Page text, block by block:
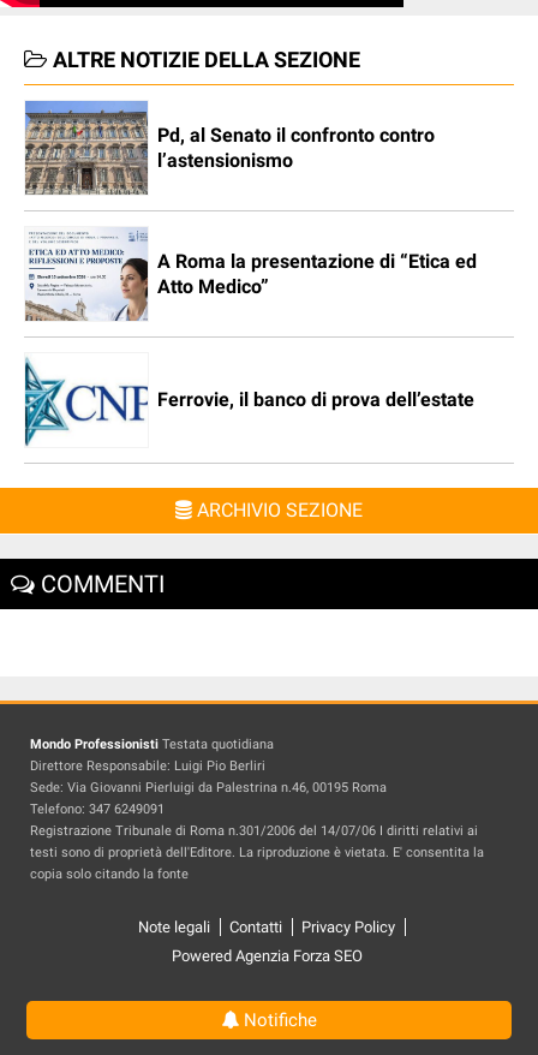
ALTRE NOTIZIE DELLA SEZIONE
Pd, al Senato il confronto contro
l’astensionismo
A Roma la presentazione di “Etica ed
Atto Medico”
Ferrovie, il banco di prova dell’estate
ARCHIVIO SEZIONE
COMMENTI
Mondo Professionisti Testata quotidiana
Direttore Responsabile: Luigi Pio Berliri
Sede: Via Giovanni Pierluigi da Palestrina n.46, 00195 Roma
Telefono: 347 6249091
Registrazione Tribunale di Roma n.301/2006 del 14/07/06 I diritti relativi ai
testi sono di proprietà dell'Editore. La riproduzione è vietata. E' consentita la
copia solo citando la fonte
Note legali Contatti
Privacy Policy
Powered Agenzia Forza SEO
Notifiche